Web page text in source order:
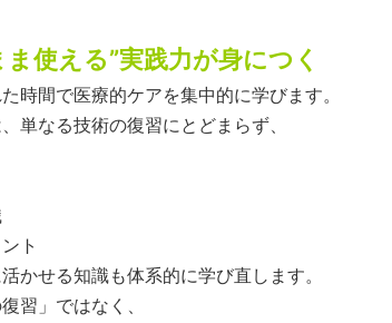
使える”実践力が身につく
時間で医療的ケアを集中的に学びます。
単なる技術の復習にとどまらず、
ト
かせる知識も体系的に学び直します。
習」ではなく、